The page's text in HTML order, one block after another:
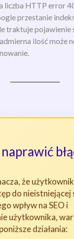
liczba HTTP error
przestanie
traktuje pojawienie
ilość może
że
do
wpływ na SEO i
użytkownika,
działania: